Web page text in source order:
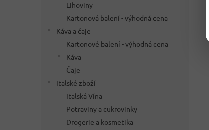
Lihoviny
Kartonová balení - výhodná cena
Káva a čaje
Kartonové balení - výhodná cena
Káva
Čaje
Italské zboží
Italská Vína
Potraviny a cukrovinky
Drogerie a kosmetika